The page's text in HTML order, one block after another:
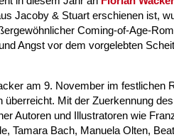
Jacoby & Stuart erschienen ist,
Coming-of-Age-
Angst vor dem vorgelebten
am 9. November im festlichen
Mit der Zuerkennung
Autoren und Illustratoren wie
Tamara Bach, Manuela Olten,